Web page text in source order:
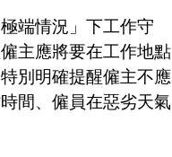
端情況」下工作守
主應將要在工作地點
別明確提醒僱主不應
間、僱員在惡劣天氣